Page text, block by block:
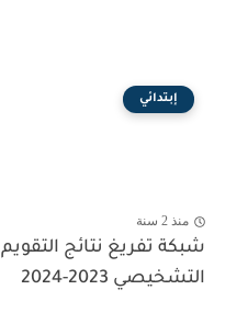
إبتدائي
منذ 2 سنة
شبكة تفريغ نتائج التقويم
التشخيصي 2023-2024